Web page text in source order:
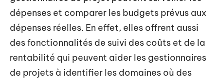
dépenses et comparer les budgets prévus aux
dépenses réelles. En effet, elles offrent aussi
des fonctionnalités de suivi des coûts et de la
rentabilité qui peuvent aider les gestionnaires
de projets à identifier les domaines où des